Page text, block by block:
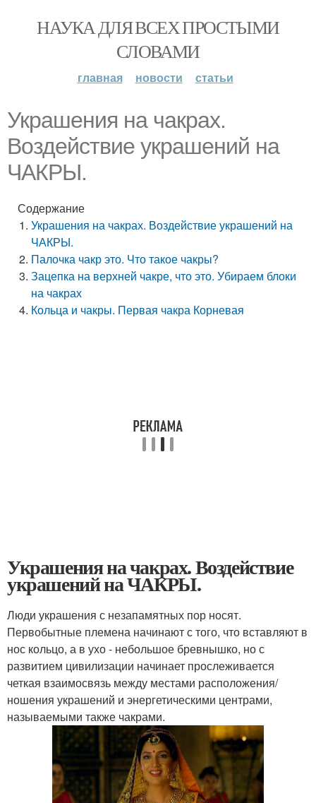
НАУКА ДЛЯ ВСЕХ ПРОСТЫМИ
СЛОВАМИ
главная новости статьи
Украшения на чакрах.
Воздействие украшений на
ЧАКРЫ.
Содержание
Украшения на чакрах. Воздействие украшений на
ЧАКРЫ.
Палочка чакр это. Что такое чакры?
Зацепка на верхней чакре, что это. Убираем блоки
на чакрах
Кольца и чакры. Первая чакра Корневая
Украшения на чакрах. Воздействие
украшений на ЧАКРЫ.
Люди украшения с незапамятных пор носят.
Первобытные племена начинают с того, что вставляют в
нос кольцо, а в ухо - небольшое бревнышко, но с
развитием цивилизации начинает прослеживается
четкая взаимосвязь между местами расположения/
ношения украшений и энергетическими центрами,
называемыми также чакрами.